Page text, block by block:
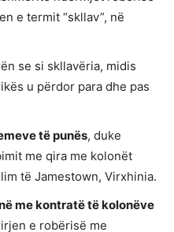
e termit “skllav”, në
se si skllavëria, midis
u përdor para dhe pas
të punës, duke
me qira me kolonët
të Jamestown, Virxhinia.
me kontratë të kolonëve
e robërisë me